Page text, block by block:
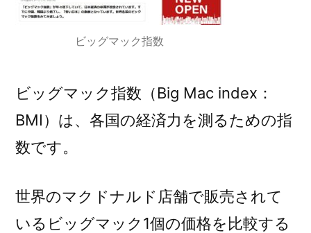
ビッグマック指数
ビッグマック指数（Big Mac index：
BMI）は、各国の経済力を測るための指
数です。
世界のマクドナルド店舗で販売されて
いるビッグマック1個の価格を比較する